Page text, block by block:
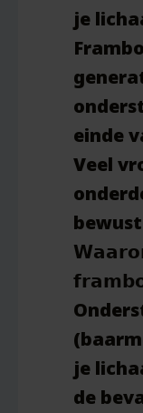
je
einde
Veel
je
de